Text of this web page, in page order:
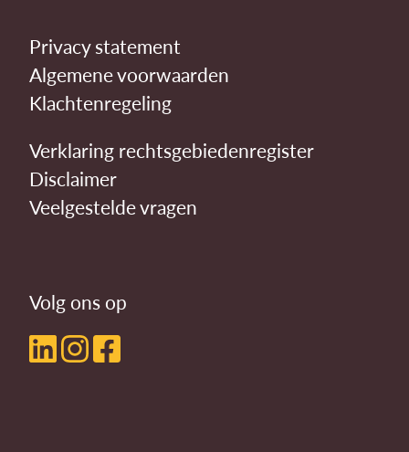
Privacy statement
Algemene voorwaarden
Klachtenregeling
Verklaring rechtsgebiedenregister
Disclaimer
Veelgestelde vragen
Volg ons op